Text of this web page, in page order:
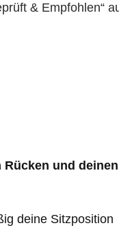
& Empfohlen“
und
deine Sitzposition